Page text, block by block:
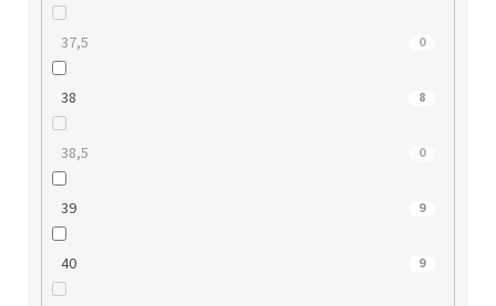
37,5 0
38 8
38,5 0
39 9
40 9